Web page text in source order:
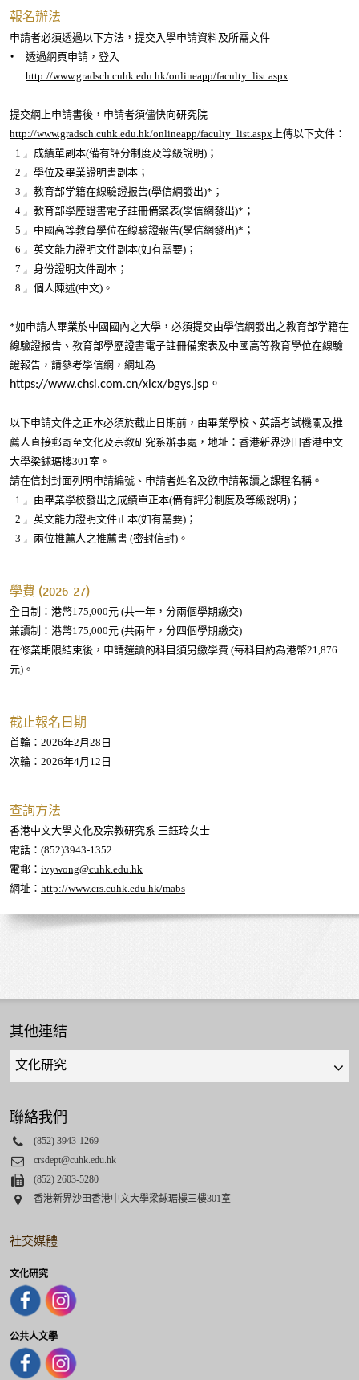
報名辦法
申請者必須透過以下方法，提交入學申請資料及所需文件
透過網頁申請，登入
http://www.gradsch.cuhk.edu.hk/onlineapp/faculty_list.aspx
提交網上申請書後，申請者須儘快向研究院
http://www.gradsch.cuhk.edu.hk/onlineapp/faculty_list.aspx 上傳以下文件：
成績單副本(備有評分制度及等級說明)；
學位及畢業證明書副本；
教育部学籍在線驗證报告(學信網發出)*；
教育部學歷證書電子註冊備案表(學信網發出)*；
中國高等教育學位在線驗證報告(學信網發出)*；
英文能力證明文件副本(如有需要)；
身份證明文件副本；
個人陳述(中文)。
*如申請人畢業於中國國內之大學，必須提交由學信網發出之教育部学籍在
線驗證报告、 教育部學歷證書電子註冊備案表及中國高等教育學位在線驗
證報告 ，請參考學信網，網址為
https://www.chsi.com.cn/xlcx/bgys.jsp 。
以下申請文件之正本必須於截止日期前，由畢業學校、英語考試機關及推
薦人直接郵寄至文化及宗教研究系辦事處，地址：香港新界沙田香港中文
大學梁銶琚樓301室。
請在信封封面列明申請編號、申請者姓名及欲申請報讀之課程名稱。
由畢業學校發出之成績單正本(備有評分制度及等級說明)；
英文能力證明文件正本(如有需要)；
兩位推薦人之推薦書 (密封信封)。
學費 (2026-27)
全日制：港幣175,000元 (共一年，分兩個學期繳交)
兼讀制：港幣175,000元 (共兩年，分四個學期繳交)
在修業期限結束後，申請選讀的科目須另繳學費 (每科目約為港幣21,876
元)。
截止報名日期
首輪：2026年2月28日
次輪：2026年4月12日
查詢方法
香港中文大學文化及宗教研究系 王鈺玲女士
電話：(852)3943-1352
電郵： ivywong@cuhk.edu.hk
網址： http://www.crs.cuhk.edu.hk/mabs
其他連結
Quick
links
select
聯絡我們
Phone
(852) 3943-1269
Email
crsdept@cuhk.edu.hk
Fax(852) 2603-5280
Address
香港新界沙田香港中文大學梁銶琚樓三樓301室
社交媒體
文化研究
公共人文學